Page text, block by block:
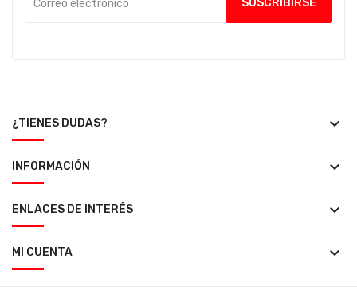
¿TIENES DUDAS? keyboard_arrow_down
INFORMACIÓN keyboard_arrow_down
ENLACES DE INTERÉS keyboard_arrow_down
MI CUENTA keyboard_arrow_down